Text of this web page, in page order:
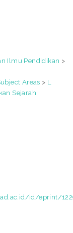
Ilmu Pendidikan >
Areas > L
Sejarah
id/eprint/